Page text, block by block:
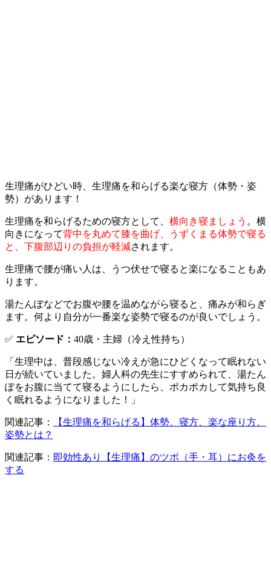
生理痛がひどい時、生理痛を和らげる楽な寝方（体勢・姿
勢）があります！
生理痛を和らげるための寝方として、 横向き寝ましょう 。横
向きになって背中を丸めて膝を曲げ、うずくまる体勢で寝る
と、下腹部辺りの負担が軽減されます。
生理痛で腰が痛い人は、うつ伏せで寝ると楽になることもあ
ります。
湯たんぽなどでお腹や腰を温めながら寝ると、痛みが和らぎ
ます。何より自分が一番楽な姿勢で寝るのが良いでしょう。
✅ エピソード： 40歳・主婦（冷え性持ち）
「生理中は、普段感じない冷えが急にひどくなって眠れない
日が続いていました。婦人科の先生にすすめられて、湯たん
ぽをお腹に当てて寝るようにしたら、ポカポカして気持ち良
く眠れるようになりました！」
関連記事：
【生理痛を和らげる】体勢、寝方、楽な座り方、
姿勢とは？
関連記事： 即効性あり【生理痛】のツボ（手・耳）にお灸を
する